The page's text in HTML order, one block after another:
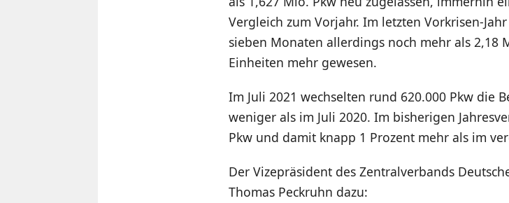
Vergleich zum Vorjahr. Im letzten Vorkrisen-
sieben Monaten allerdings noch mehr als 2,18
Einheiten mehr gewesen.
Im Juli 2021 wechselten rund 620.000 Pkw die
weniger als im Juli 2020. Im bisherigen
Pkw und damit knapp 1 Prozent mehr als im
Der Vizepräsident des Zentralverbands
Thomas Peckruhn dazu: